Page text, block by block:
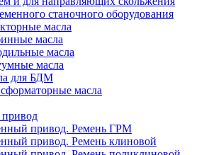
станочного оборудования
масла
масла
масла
масла
для БДМ
масла
привод. Ремень ГРМ
привод. Ремень клиновой